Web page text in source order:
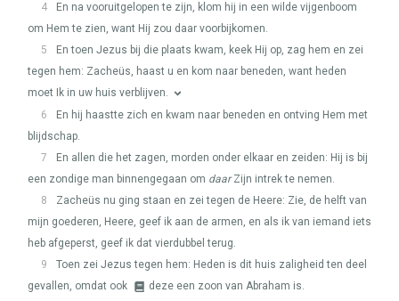
4
En na vooruitgelopen te zijn, klom hij in een wilde vijgenboom
om Hem te zien, want Hij zou daar voorbijkomen.
5
En toen Jezus bij die plaats kwam, keek Hij op, zag hem en zei
tegen hem: Zacheüs, haast u en kom naar beneden, want heden
moet Ik in uw huis verblijven.
6
En hij haastte zich en kwam naar beneden en ontving Hem met
blijdschap.
7
En allen die het zagen, morden onder elkaar en zeiden: Hij is bij
een zondige man binnengegaan om daarZijn intrek te nemen.
8
Zacheüs nu ging staan en zei tegen de Heere: Zie, de helft van
mijn goederen, Heere, geef ik aan de armen, en als ik van iemand iets
heb afgeperst, geef ik dat vierdubbel terug.
9
Toen zei Jezus tegen hem: Heden is dit huis zaligheid ten deel
gevallen, omdat ook
deze een zoon van Abraham is.